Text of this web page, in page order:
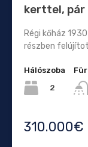
kerttel, pár
Régi kőház
részben
Hálószoba
2
310.000€